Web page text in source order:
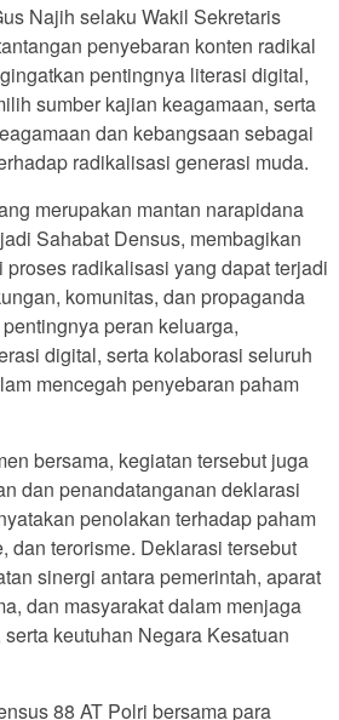
Najih selaku Wakil Sekretaris
penyebaran konten radikal
pentingnya literasi digital,
sumber kajian keagamaan, serta
dan kebangsaan sebagai
radikalisasi generasi muda.
merupakan mantan narapidana
Sahabat Densus, membagikan
radikalisasi yang dapat terjadi
komunitas, dan propaganda
peran keluarga,
digital, serta kolaborasi seluruh
mencegah penyebaran paham
bersama, kegiatan tersebut juga
dan penandatanganan deklarasi
penolakan terhadap paham
dan terorisme. Deklarasi tersebut
sinergi antara pemerintah, aparat
dan masyarakat dalam menjaga
keutuhan Negara Kesatuan
88 AT Polri bersama para